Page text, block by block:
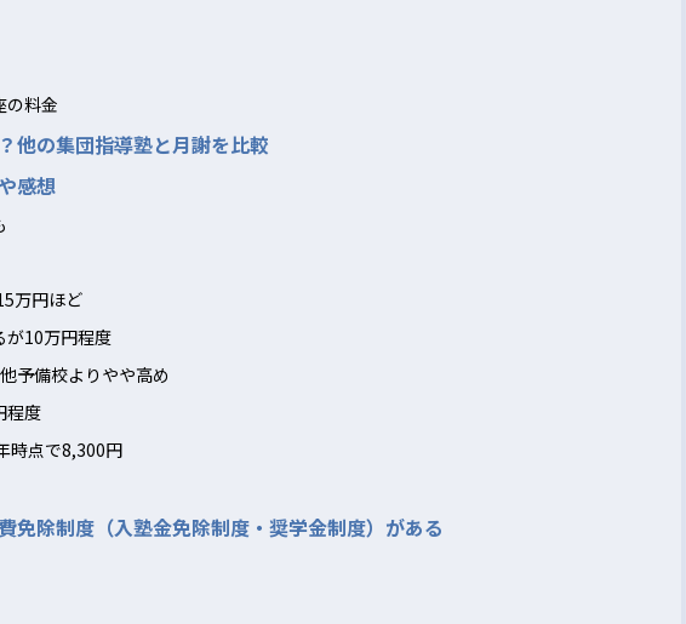
の料金
他の集団指導塾と月謝を比較
感想
万円ほど
が10万円程度
予備校よりやや高め
程度
時点で8,300円
免除制度（入塾金免除制度・奨学金制度）がある